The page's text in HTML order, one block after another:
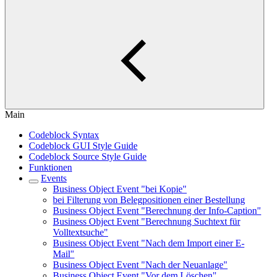
Main
Codeblock Syntax
Codeblock GUI Style Guide
Codeblock Source Style Guide
Funktionen
Events
Business Object Event "bei Kopie"
bei Filterung von Belegpositionen einer Bestellung
Business Object Event "Berechnung der Info-Caption"
Business Object Event "Berechnung Suchtext für
Volltextsuche"
Business Object Event "Nach dem Import einer E-
Mail"
Business Object Event "Nach der Neuanlage"